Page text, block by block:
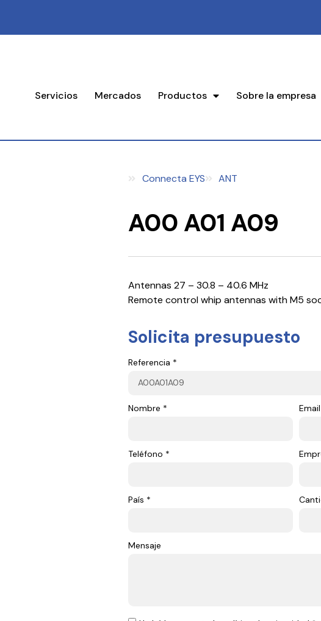
Servicios Mercados Productos Sobre la empresa
Connecta EYS ANT
A00 A01 A09
Antennas 27 – 30.8 – 40.6 MHz
Remote control whip antennas with M5
Solicita presupuesto
Referencia *
Nombre *
Teléfono *
País *
Mensaje